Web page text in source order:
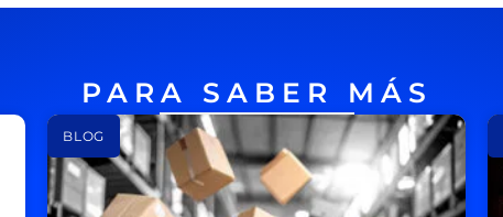
PARA SABER MÁS
BLOG